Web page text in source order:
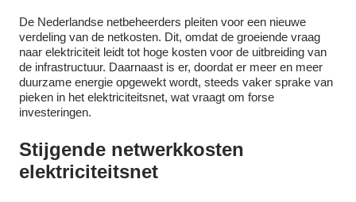
De Nederlandse netbeheerders pleiten voor een nieuwe
verdeling van de netkosten. Dit, omdat de groeiende vraag
naar elektriciteit leidt tot hoge kosten voor de uitbreiding van
de infrastructuur. Daarnaast is er, doordat er meer en meer
duurzame energie opgewekt wordt, steeds vaker sprake van
pieken in het elektriciteitsnet, wat vraagt om forse
investeringen.
Stijgende netwerkkosten
elektriciteitsnet